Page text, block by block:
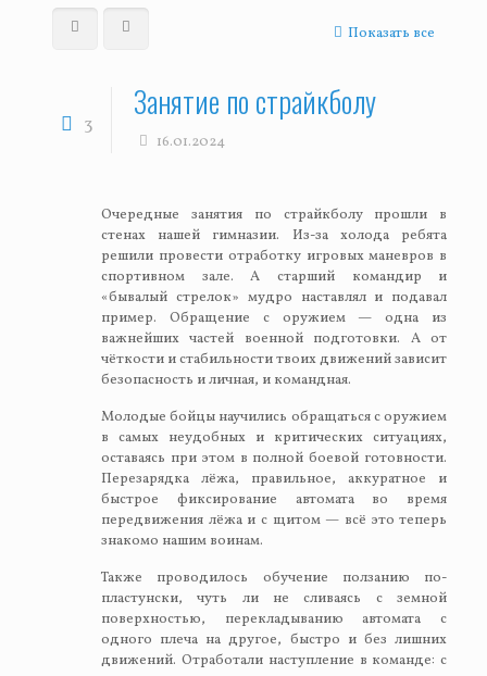
Показать все
3
Занятие по страйкболу
16.01.2024
Очередные занятия по страйкболу прошли в
стенах нашей гимназии. Из-за холода ребята
решили провести отработку игровых маневров в
спортивном зале. А старший командир и
«бывалый стрелок» мудро наставлял и подавал
пример. Обращение с оружием — одна из
важнейших частей военной подготовки. А от
чёткости и стабильности твоих движений зависит
безопасность и личная, и командная.
Молодые бойцы научились обращаться с оружием
в самых неудобных и критических ситуациях,
оставаясь при этом в полной боевой готовности.
Перезарядка лёжа, правильное, аккуратное и
быстрое фиксирование автомата во время
передвижения лёжа и с щитом — всё это теперь
знакомо нашим воинам.
Также проводилось обучение ползанию по-
пластунски, чуть ли не сливаясь с земной
поверхностью, перекладыванию автомата с
одного плеча на другое, быстро и без лишних
движений. Отработали наступление в команде: с